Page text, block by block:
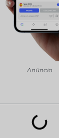
Anúncio